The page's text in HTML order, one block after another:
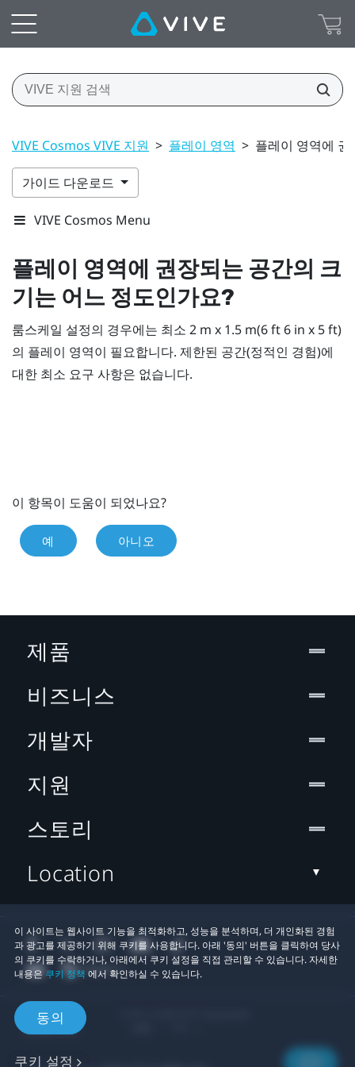
VIVE Cosmos VIVE 지원 > 플레이 영역 > 플레이 영역에
가이드 다운로드
VIVE Cosmos Menu
플레이 영역에 권장되는 공간의 크
기는 어느 정도인가요?
룸스케일 설정의 경우에는 최소 2 m x 1.5 m(6 ft 6 in x 5 ft)
의 플레이 영역이 필요합니다. 제한된 공간(정적인 경험)에
대한 최소 요구 사항은 없습니다.
이 항목이 도움이 되었나요?
예 아니오
이 사이트는 웹사이트 기능을 최적화하고, 성능을 분석하며, 더 개인화된 경험
과 광고를 제공하기 위해 쿠키를 사용합니다. 아래 '동의' 버튼을 클릭하여 당사
의 쿠키를 수락하거나, 아래에서 쿠키 설정을 직접 관리할 수 있습니다. 자세한
내용은 쿠키 정책 에서 확인하실 수 있습니다.
동의
쿠키 설정
제품
비즈니스
개발자
지원
스토리
Location